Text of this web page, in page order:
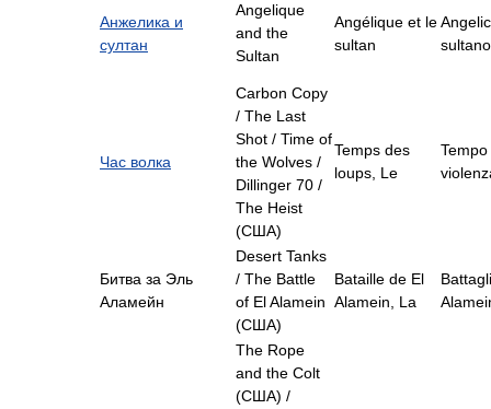
Анжелика и
султан
Angelique
and the
Sultan
Angélique et le
sultan
sultano
Час волка
Carbon Copy
/ The Last
Shot / Time of
the Wolves /
Dillinger 70 /
The Heist
(США)
Temps des
loups, Le
Tempo
Битва за Эль
Аламейн
Desert Tanks
/ The Battle
of El Alamein
(США)
Bataille de El
Alamein, La
The Rope
and the Colt
(США) /